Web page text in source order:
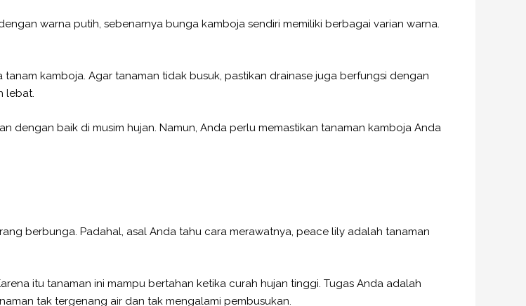
warna putih, sebenarnya bunga kamboja sendiri memiliki berbagai varian warna.
kamboja. Agar tanaman tidak busuk, pastikan drainase juga berfungsi dengan
lebat.
dengan baik di musim hujan. Namun, Anda perlu memastikan tanaman kamboja Anda
berbunga. Padahal, asal Anda tahu cara merawatnya, peace lily adalah tanaman
itu tanaman ini mampu bertahan ketika curah hujan tinggi. Tugas Anda adalah
tak tergenang air dan tak mengalami pembusukan.